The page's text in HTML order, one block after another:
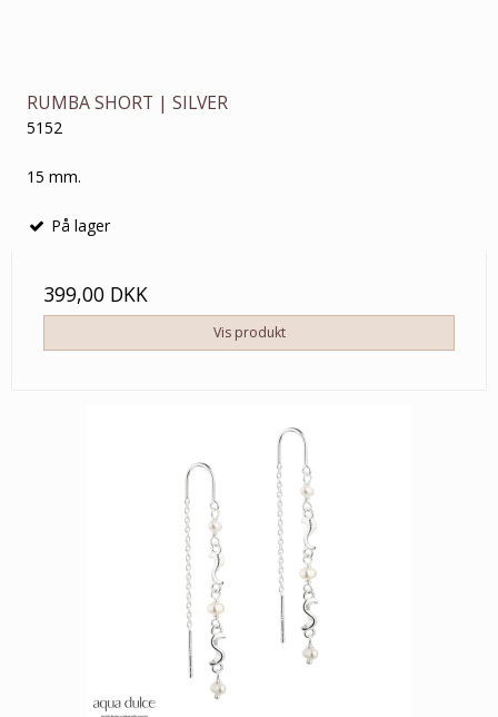
RUMBA SHORT | SILVER
5152
15 mm.
På lager
399,00 DKK
Vis produkt